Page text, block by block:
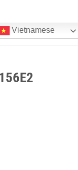
Vietnamese